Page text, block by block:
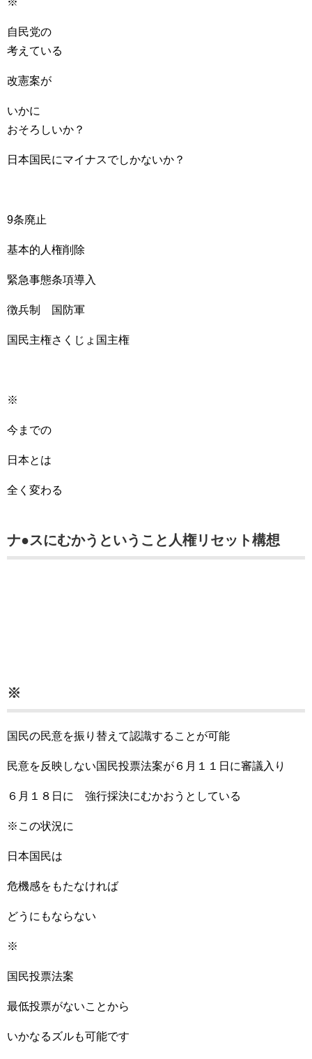
自民党の
考えている
改憲案が
いかに
おそろしいか？
日本国民にマイナスでしかないか？
9条廃止
基本的人権削除
緊急事態条項導入
徴兵制 国防軍
国民主権さくじょ国主権
※
今までの
日本とは
全く変わる
ナ●スにむかうということ人権リセット構想
※
国民の民意を振り替えて認識することが可能
民意を反映しない国民投票法案が６月１１日に審議入り
６月１８日に 強行採決にむかおうとしている
※この状況に
日本国民は
危機感をもたなければ
どうにもならない
※
国民投票法案
最低投票がないことから
いかなるズルも可能です